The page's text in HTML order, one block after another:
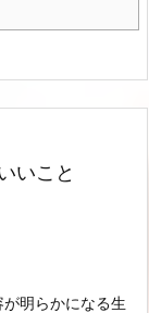
いこと
明らかになる生